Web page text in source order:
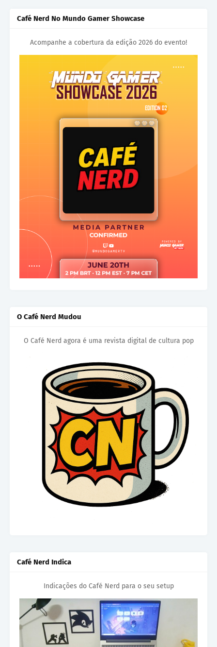
Café Nerd No Mundo Gamer Showcase
Acompanhe a cobertura da edição 2026 do evento!
O Café Nerd Mudou
O Café Nerd agora é uma revista digital de cultura pop
Café Nerd Indica
Indicações do Café Nerd para o seu setup